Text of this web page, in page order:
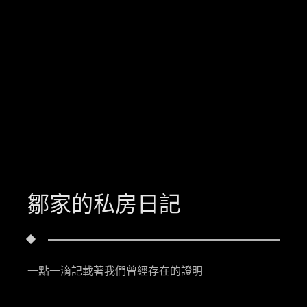
鄒家的私房日記
一點一滴記載著我們曾經存在的證明